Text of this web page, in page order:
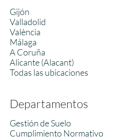
Gijón
Valladolid
València
Málaga
A Coruña
Alicante (Alacant)
Todas las ubicaciones
Departamentos
Gestión de Suelo
Cumplimiento Normativo